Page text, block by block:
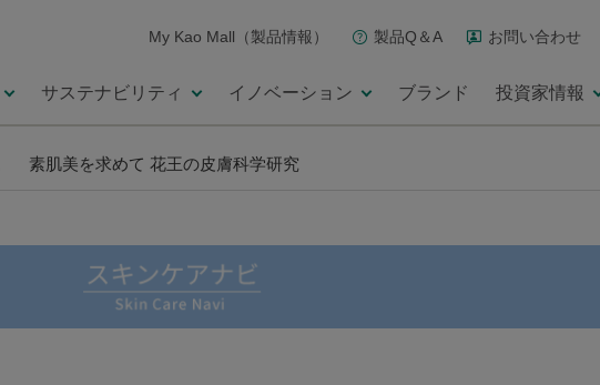
My Kao Mall（製品情報） 製品Q＆A お問い合わせ
サステナビリティ イノベーション ブランド 投資家情報
素肌美を求めて 花王の皮膚科学研究